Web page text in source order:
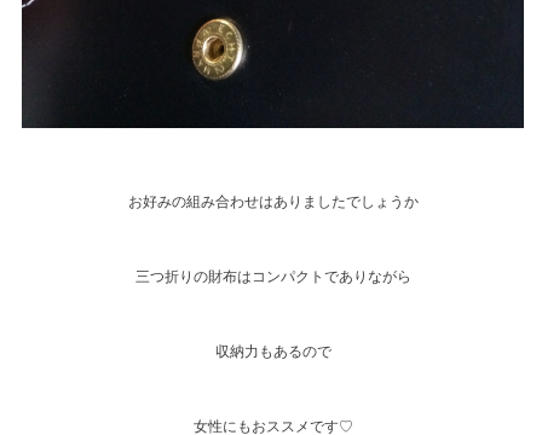
お好みの組み合わせはありましたでしょうか
三つ折りの財布はコンパクトでありながら
収納力もあるので
女性にもおススメです♡